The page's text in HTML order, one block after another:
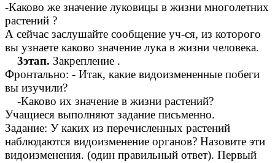
-Каково же значение луковицы в жизни многолетних
растений ?
А сейчас заслушайте сообщение уч-ся, из которого
вы узнаете каково значение лука в жизни человека.
3этап. Закрепление .
Фронтально: - Итак, какие видоизмененные побеги
вы изучили?
-Каково их значение в жизни растений?
Учащиеся выполняют задание письменно.
Задание: У каких из перечисленных растений
наблюдаются видоизменение органов? Назовите эти
видоизменения. (один правильный ответ). Первый